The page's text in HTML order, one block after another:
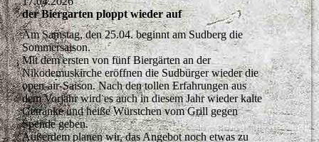
der Biergarten ploppt wieder auf
Am Samstag, den 25.04. beginnt am Sudberg die
Sommersaison.
Mit dem ersten von fünf Biergärten an der
Nikodemuskirche eröffnen die Sudbürger wieder die
open-air-Saison. Nach den tollen Erfahrungen aus
dem Vorjahr wird es auch in diesem Jahr wieder kalte
Getränke und heiße Würstchen vom Grill gegen
Spende geben.
Außerdem planen wir, das Angebot noch etwas zu